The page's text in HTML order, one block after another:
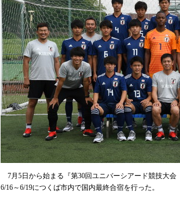
7月5日から始まる『第30回ユニバーシアード競技大
6/16～6/19につくば市内で国内最終合宿を行った。